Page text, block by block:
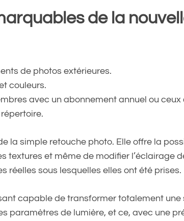
de la
de photos extérieures.
couleurs.
avec un abonnement annuel ou
la simple retouche photo. Elle offre la
textures et même de modifier l’éclairage
réelles sous lesquelles elles ont été prises.
capable de transformer totalement une
paramètres de lumière, et ce, avec une